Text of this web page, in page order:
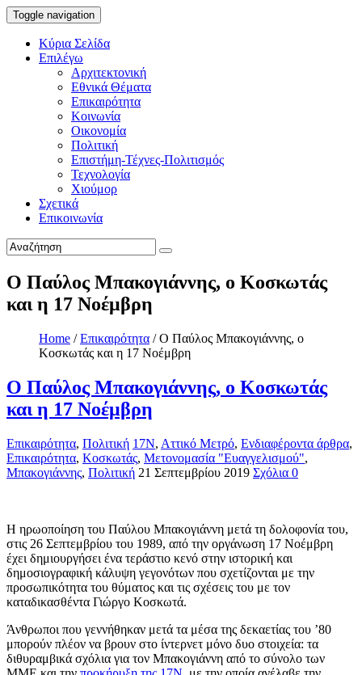
Toggle navigation
Κύρια Σελίδα
Επιλέγω
Αρχιτεκτονική
Εθνικά Θέματα
Επικαιρότητα
Κοινωνία
Οικονομία
Πολιτική
Επιστήμη-Τέχνες-Πολιτισμός
Τεχνολογία
Χιούμορ
Σχετικά
Επικοινωνία
Ο Παύλος Μπακογιάννης, ο Κοσκωτάς
και η 17 Νοέμβρη
Home / Επικαιρότητα / Ο Παύλος Μπακογιάννης, ο
Κοσκωτάς και η 17 Νοέμβρη
Ο Παύλος Μπακογιάννης, ο Κοσκωτάς
και η 17 Νοέμβρη
Επικαιρότητα, Πολιτική 17Ν, Αττικό Μετρό, Ενδιαφέροντα άρθρα,
Επικαιρότητα, Κοσκωτάς, Μετονομασία "Ευαγγελισμού",
Μπακογιάννης, Πολιτική 21 Σεπτεμβρίου 2019 Σχόλια 0
Η ηρωοποίηση του Παύλου Μπακογιάννη μετά τη δολοφονία του,
στις 26 Σεπτεμβρίου του 1989, από την οργάνωση 17 Νοέμβρη
έχει δημιουργήσει ένα τεράστιο κενό στην ιστορική και
δημοσιογραφική κάλυψη γεγονότων που σχετίζονται με την
προσωπικότητα του θύματος και τις σχέσεις του με τον
καταδικασθέντα Γιώργο Κοσκωτά.
Άνθρωποι που γεννήθηκαν μετά τα μέσα της δεκαετίας του ’80
μπορούν πλέον να βρουν στο ίντερνετ μόνο δυο στοιχεία: τα
διθυραμβικά σχόλια για τον Μπακογιάννη από το σύνολο των